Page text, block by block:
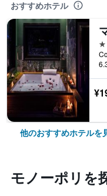
おすすめホテル
4
他のおすすめホテルを
モノーポリ​を